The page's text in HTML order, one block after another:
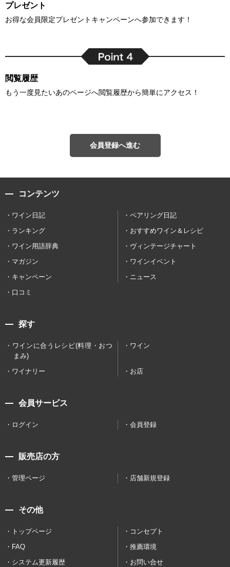
プレゼント
お得な会員限定プレゼントキャンペーンへ参加できます！
閲覧履歴
もう一度見たいあのページへ閲覧履歴から簡単にアクセス！
会員登録へ進む
コンテンツ
ワイン日記
ペアリング日記
ランキング
おすすめワイン＆レシピ
ワイン用語辞典
ヴィンテージチャート
マガジン
ワインイベント
キャンペーン
ニュース
口コミ
探す
ワインに合うレシピ(料理・おつ
まみ)
ワイン
ワイナリー お店
会員サービス
ログイン 会員登録
販売店の方
管理ページ 店舗新規登録
その他
トップページ
コンセプト
FAQ
推薦環境
システム更新履歴
お問い合せ